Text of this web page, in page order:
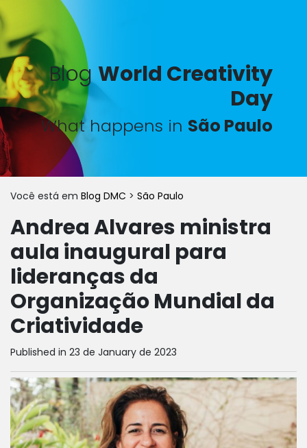
Blog World Creativity
Day
What happens in São Paulo
Você está em Blog DMC > São Paulo
Andrea Alvares ministra
aula inaugural para
lideranças da
Organização Mundial da
Criatividade
Published in 23 de January de 2023